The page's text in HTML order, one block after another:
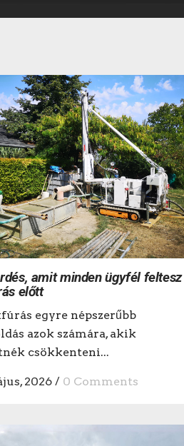
amit minden ügyfél feltesz
előtt
egyre népszerűbb
azok számára, akik
csökkenteni...
2026 / 0 Comments